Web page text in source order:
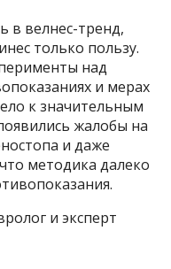
в велнес-тренд,
только пользу.
над
и мерах
к значительным
жалобы на
и даже
методика далеко
и эксперт